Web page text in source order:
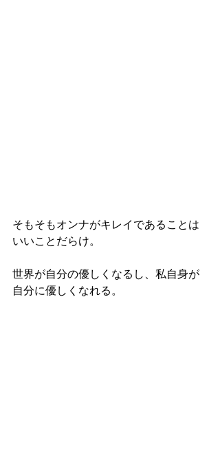
そもそもオンナがキレイであることは
いいことだらけ。
世界が自分の優しくなるし、私自身が
自分に優しくなれる。